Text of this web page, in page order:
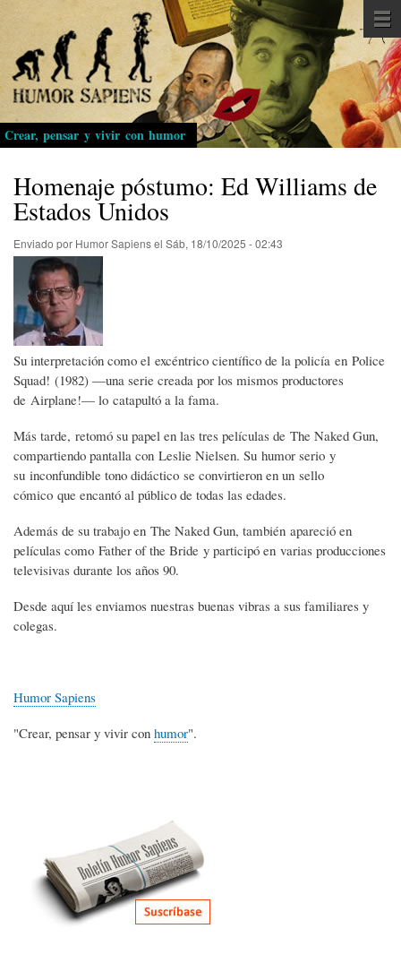
Pasar
al
contenido
principal
Crear, pensar y vivir con humor
Homenaje póstumo: Ed Williams de
Estados Unidos
Enviado por Humor Sapiensel Sáb, 18/10/2025 - 02:43
Su interpretación como el excéntrico científico de la policía en Police
Squad! (1982) —una serie creada por los mismos productores
de Airplane!— lo catapultó a la fama.
Más tarde, retomó su papel en las tres películas de The Naked Gun,
compartiendo pantalla con Leslie Nielsen. Su humor serio y
su inconfundible tono didáctico se convirtieron en un sello
cómico que encantó al público de todas las edades.
Además de su trabajo en The Naked Gun, también apareció en
películas como Father of the Bride y participó en varias producciones
televisivas durante los años 90.
Desde aquí les enviamos nuestras buenas vibras a sus familiares y
colegas.
Humor Sapiens
"Crear, pensar y vivir con humor".